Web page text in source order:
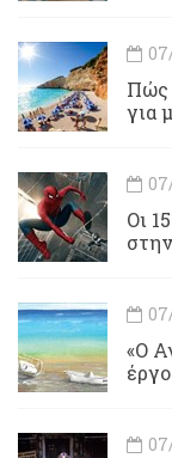
Πώς
για
Οι
«Ο